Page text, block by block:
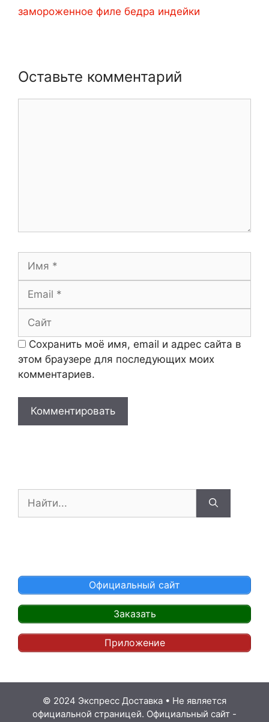
замороженное филе бедра индейки
Оставьте комментарий
Сохранить моё имя, email и адрес сайта в
этом браузере для последующих моих
комментариев.
Официальный сайт
Заказать
Приложение
© 2024 Экспресс Доставка • Не является
официальной страницей. Официальный сайт -